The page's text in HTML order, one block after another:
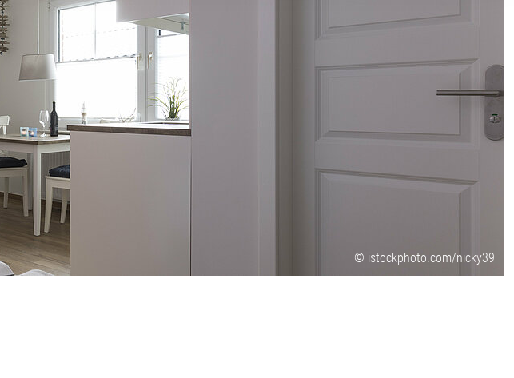
© istockphoto.com/nicky39